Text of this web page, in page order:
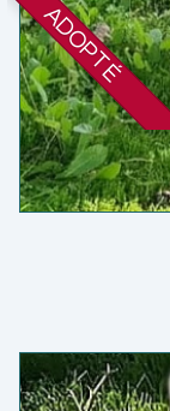
ADOPTÉ